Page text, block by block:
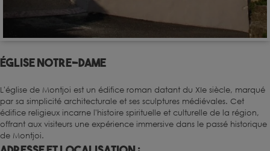
Église Notre-Dame
L'église de Montjoi est un édifice roman datant du XIe siècle, marqué
par sa simplicité architecturale et ses sculptures médiévales. Cet
édifice religieux incarne l'histoire spirituelle et culturelle de la région,
offrant aux visiteurs une expérience immersive dans le passé historique
de Montjoi.